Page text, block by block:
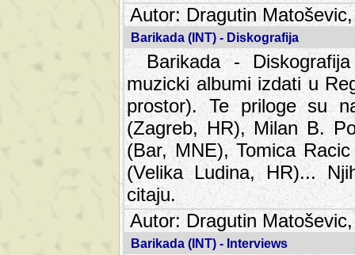
Autor: Dragutin
Barikada (INT) - Diskografija
Barikada -
muzicki albumi izdati u
prostor). Te priloge su
(Zagreb, HR), Milan B.
(Bar, MNE), Tomica
(Velika Ludina, HR)...
citaju.
Autor: Dragutin
Barikada (INT) - Interviews